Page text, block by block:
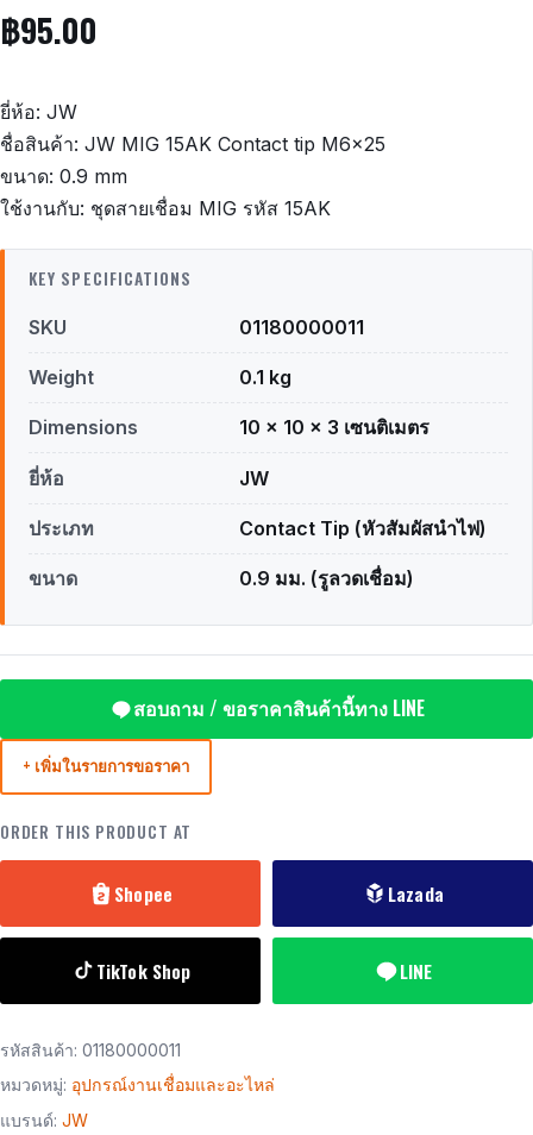
฿95.00
ยี่ห้อ: JW
ชื่อสินค้า: JW MIG 15AK Contact tip M6x25
ขนาด: 0.9 mm
ใช้งานกับ: ชุดสายเชื่อม MIG รหัส 15AK
KEY SPECIFICATIONS
SKU 01180000011
Weight 0.1 kg
Dimensions 10 × 10 × 3 เซนติเมตร
ยี่ห้อ JW
ประเภท Contact Tip (หัวสัมผัสนำไฟ)
ขนาด 0.9 มม. (รูลวดเชื่อม)
สอบถาม / ขอราคาสินค้านี้ทาง LINE
+ เพิ่มในรายการขอราคา
ORDER THIS PRODUCT AT
Shopee Lazada
TikTok Shop LINE
รหัสสินค้า: 01180000011
หมวดหมู่: อุปกรณ์งานเชื่อมและอะไหล่
แบรนด์: JW